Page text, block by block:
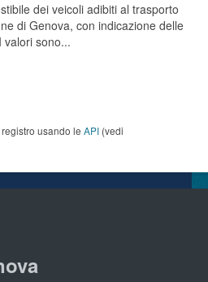
dei veicoli adibiti al trasporto
di Genova, con indicazione delle
valori sono...
usando le API (vedi